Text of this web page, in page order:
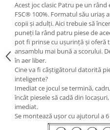
Apa si nisip
Dezvoltarea limbajului
Figurine
Mobilier gradinita
Montessori
Spații de joacă
Educatie inovativa
Anatomie
Comunicare
Dezvoltare timpurie
Acest joc clasic Patru pe un
FSC® 100%. Formatul său
copii și adulți. Aici trebuie să
puneți la rând patru piese de
pot fi prinse cu ușurință și
ansamblu mai bună a scorului.
în aer liber.
Cine va fi câștigătorul datorită
inteligente?
Imediat ce jocul se termină,
încât piesele să cadă din
imediat.
Se montează ușor cu ajutorul a